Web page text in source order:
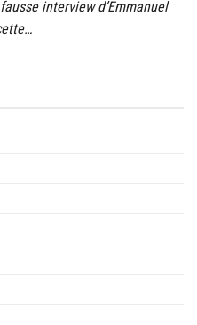
interview d’Emmanuel